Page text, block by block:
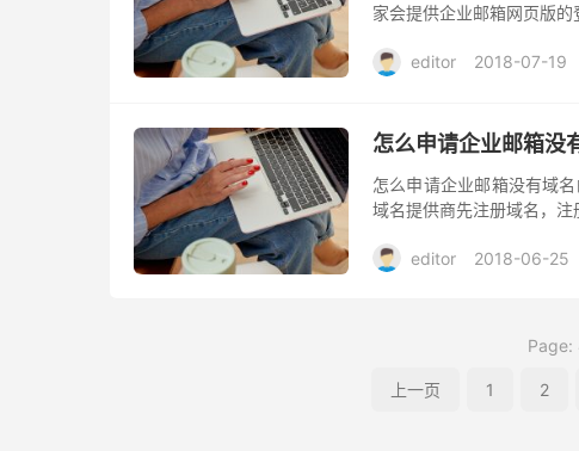
家会提供企业邮箱网页版的
editor 2018-07-19
怎么申请企业邮箱没
怎么申请企业邮箱没有域
域名提供商先注册域名，注
editor 2018-06-25
Page:
上一页 1 2